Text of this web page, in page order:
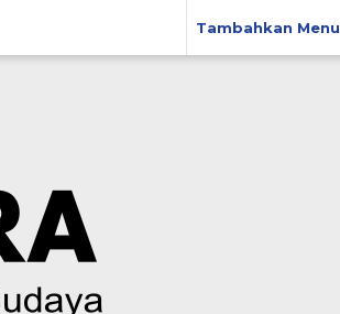
Tambahkan Menu